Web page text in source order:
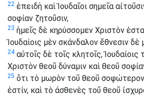
22 ἐπειδὴ καὶ Ἰουδαῖοι σημεῖα
σοφίαν ζητοῦσιν,
23 ἡμεῖς δὲ κηρύσσομεν Χριστὸν
Ἰουδαίοις μὲν σκάνδαλον ἔθνεσιν δὲ
24αὐτοῖς δὲ τοῖς κλητοῖς, Ἰουδαίοις
Χριστὸν θεοῦ δύναμιν καὶ θεοῦ
25 ὅτι τὸ μωρὸν τοῦ θεοῦ
ἐστίν, καὶ τὸ ἀσθενὲς τοῦ θεοῦ